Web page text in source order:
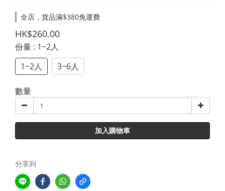
全店，貨品滿$380免運費
HK$260.00
份量 : 1~2人
1~2人
3~6人
數量
加入購物車
分享到